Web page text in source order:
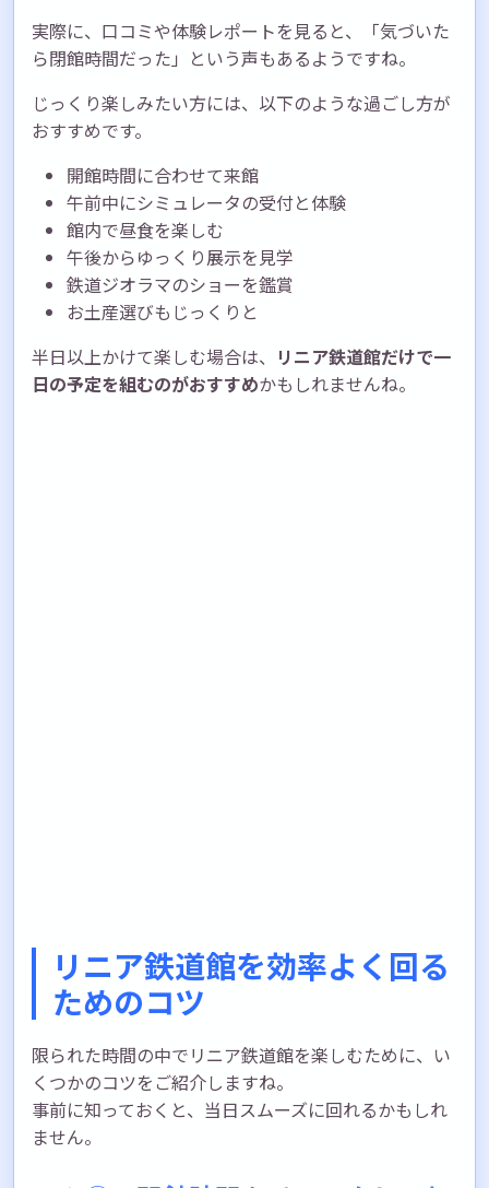
実際に、口コミや体験レポートを見ると、「気づいた
ら閉館時間だった」という声もあるようですね。
じっくり楽しみたい方には、以下のような過ごし方が
おすすめです。
開館時間に合わせて来館
午前中にシミュレータの受付と体験
館内で昼食を楽しむ
午後からゆっくり展示を見学
鉄道ジオラマのショーを鑑賞
お土産選びもじっくりと
半日以上かけて楽しむ場合は、 リニア鉄道館だけで一
日の予定を組むのがおすすめかもしれませんね。
リニア鉄道館を効率よく回る
ためのコツ
限られた時間の中でリニア鉄道館を楽しむために、い
くつかのコツをご紹介しますね。
事前に知っておくと、当日スムーズに回れるかもしれ
ません。